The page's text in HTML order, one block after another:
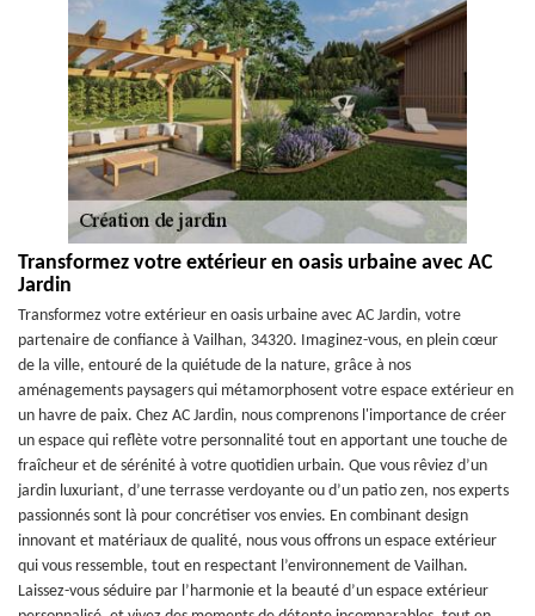
Transformez votre extérieur en oasis urbaine avec AC
Jardin
Transformez votre extérieur en oasis urbaine avec AC Jardin, votre
partenaire de confiance à Vailhan, 34320. Imaginez-vous, en plein cœur
de la ville, entouré de la quiétude de la nature, grâce à nos
aménagements paysagers qui métamorphosent votre espace extérieur en
un havre de paix. Chez AC Jardin, nous comprenons l'importance de créer
un espace qui reflète votre personnalité tout en apportant une touche de
fraîcheur et de sérénité à votre quotidien urbain. Que vous rêviez d’un
jardin luxuriant, d’une terrasse verdoyante ou d’un patio zen, nos experts
passionnés sont là pour concrétiser vos envies. En combinant design
innovant et matériaux de qualité, nous vous offrons un espace extérieur
qui vous ressemble, tout en respectant l’environnement de Vailhan.
Laissez-vous séduire par l’harmonie et la beauté d’un espace extérieur